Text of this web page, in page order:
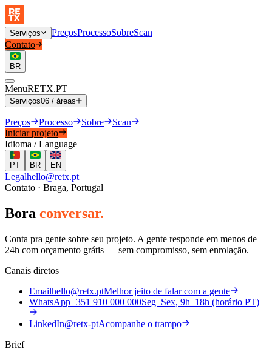
Serviços PreçosProcessoSobreScan
Contato
BR
MenuRETX.PT
Serviços06 / áreas
01Websites Sob Medida
02Lojas Online
03SEO & Visibilidade
04Branding & Identidade
05Performance Web
06Manutenção & Suporte
Preços Processo Sobre
Scan
Iniciar projeto
Idioma / Language
PT BR EN
Legalhello@retx.pt
Contato · Braga, Portugal
Bora conversar.
Conta pra gente sobre seu projeto. A gente responde em menos de
24h com orçamento grátis — sem compromisso, sem enrolação.
Canais diretos
Emailhello@retx.ptMelhor jeito de falar com a gente
WhatsApp+351 910 000 000Seg–Sex, 9h–18h (horário PT)
LinkedIn@retx-ptAcompanhe o trampo
Brief